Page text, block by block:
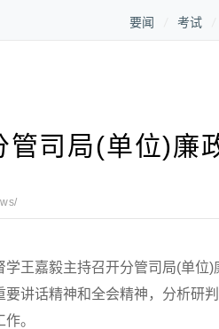
要闻 考试
管司局(单位)廉
嘉毅主持召开分管司局(单位)
讲话精神和全会精神，分析研
。